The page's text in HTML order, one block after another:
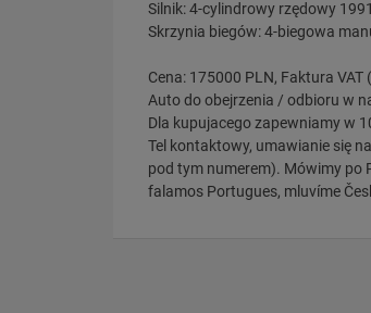
Silnik: 4-cylindrowy rzędowy
Skrzynia biegów: 4-biegowa
Cena: 175000 PLN, Faktura VAT
Auto do obejrzenia / odbioru w
Dla kupujacego zapewniamy w
Tel kontaktowy, umawianie się
pod tym numerem). Mówimy po
falamos Portugues, mluvíme